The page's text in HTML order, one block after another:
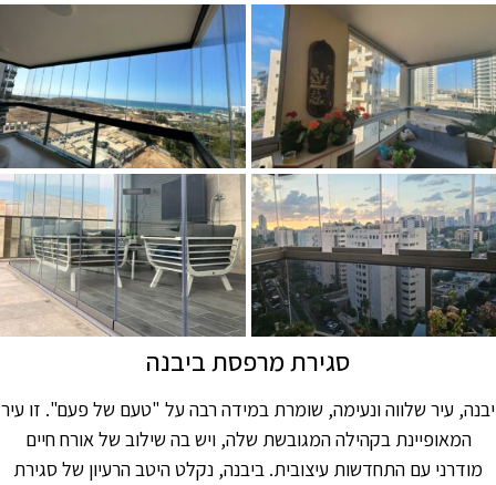
סגירת מרפסת ביבנה
יבנה, עיר שלווה ונעימה, שומרת במידה רבה על "טעם של פעם". זו עיר
המאופיינת בקהילה המגובשת שלה, ויש בה שילוב של אורח חיים
מודרני עם התחדשות עיצובית. ביבנה, נקלט היטב הרעיון של סגירת